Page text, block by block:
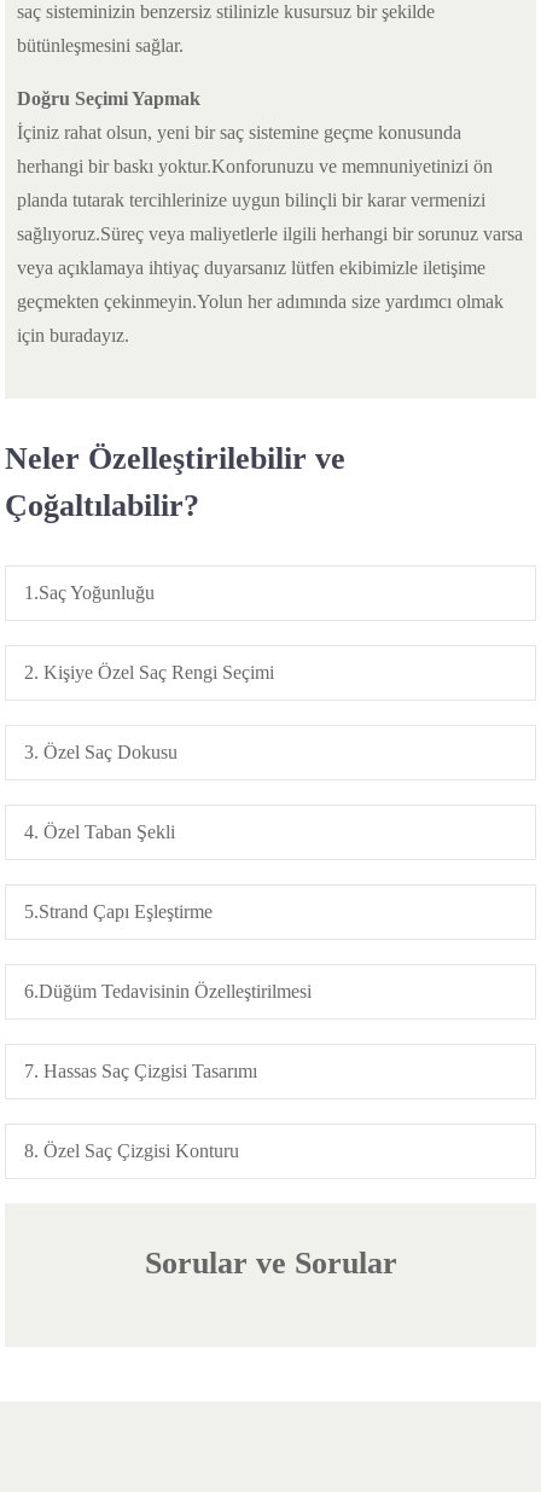
saç sisteminizin benzersiz stilinizle kusursuz bir şekilde
bütünleşmesini sağlar.
Doğru Seçimi Yapmak
İçiniz rahat olsun, yeni bir saç sistemine geçme konusunda
herhangi bir baskı yoktur.Konforunuzu ve memnuniyetinizi ön
planda tutarak tercihlerinize uygun bilinçli bir karar vermenizi
sağlıyoruz.Süreç veya maliyetlerle ilgili herhangi bir sorunuz varsa
veya açıklamaya ihtiyaç duyarsanız lütfen ekibimizle iletişime
geçmekten çekinmeyin.Yolun her adımında size yardımcı olmak
için buradayız.
Neler Özelleştirilebilir ve
Çoğaltılabilir?
1.Saç Yoğunluğu
2. Kişiye Özel Saç Rengi Seçimi
3. Özel Saç Dokusu
4. Özel Taban Şekli
5.Strand Çapı Eşleştirme
6.Düğüm Tedavisinin Özelleştirilmesi
7. Hassas Saç Çizgisi Tasarımı
8. Özel Saç Çizgisi Konturu
Sorular ve Sorular